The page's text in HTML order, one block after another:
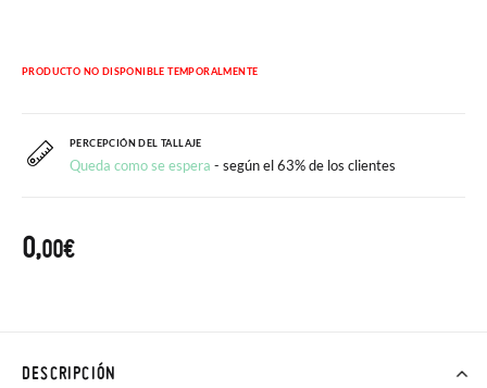
PRODUCTO NO DISPONIBLE TEMPORALMENTE
PERCEPCIÓN DEL TALLAJE
Queda como se espera - según el 63% de los clientes
0,00€
DESCRIPCIÓN